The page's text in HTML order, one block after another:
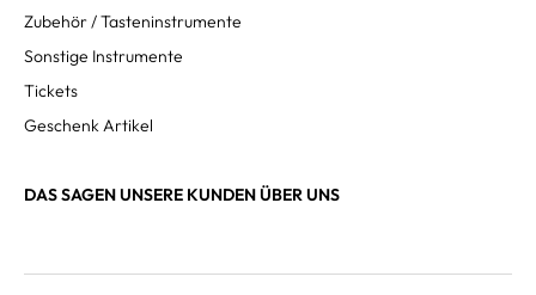
Zubehör / Tasteninstrumente
Sonstige Instrumente
Tickets
Geschenk Artikel
DAS SAGEN UNSERE KUNDEN ÜBER UNS